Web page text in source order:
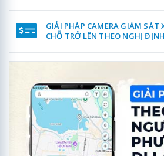
GIẢI PHÁP CAMERA GIÁM SÁT
CHỖ TRỞ LÊN THEO NGHỊ